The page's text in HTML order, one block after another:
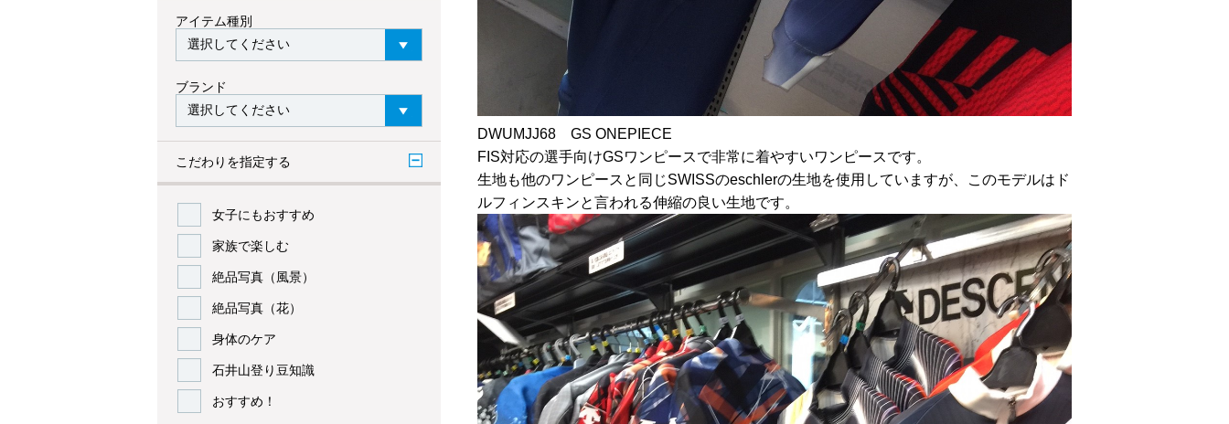
アイテム種別
ブランド
こだわりを指定する
女子にもおすすめ
家族で楽しむ
絶品写真（風景）
絶品写真（花）
身体のケア
石井山登り豆知識
おすすめ！
DWUMJJ68 GS ONEPIECE
FIS対応の選手向けGSワンピースで非常に着やすいワンピースです。
生地も他のワンピースと同じSWISSのeschlerの生地を使用していますが、このモデルはド
ルフィンスキンと言われる伸縮の良い生地です。